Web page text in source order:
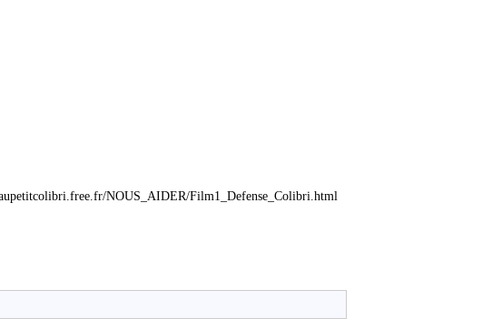
Film1_Defense_Colibri.html